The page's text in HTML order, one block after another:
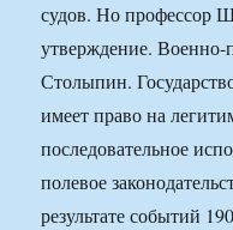
судов. Но профессор
утверждение.
Столыпин.
имеет право на
последовательное
полевое
результате событий